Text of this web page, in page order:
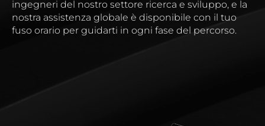
ingegneri del nostro settore ricerca e sviluppo, e la
nostra assistenza globale è disponibile con il tuo
fuso orario per guidarti in ogni fase del percorso.